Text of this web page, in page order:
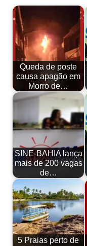
Queda de poste
causa apagão em
Morro de…
SINE-BAHIA lança
mais de 200 vagas
de…
5 Praias perto de